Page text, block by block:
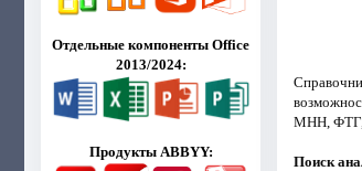
Отдельные компоненты Office
2013/2024:
Продукты ABBYY:
МНН, ФТГ,
Поиск